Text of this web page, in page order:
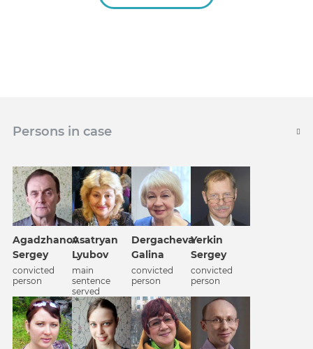
Persons in case
Agadzhanov
Sergey
convicted
person
Asatryan
Lyubov
main
sentence
served
Dergacheva
Galina
convicted
person
Yerkin
Sergey
convicted
person